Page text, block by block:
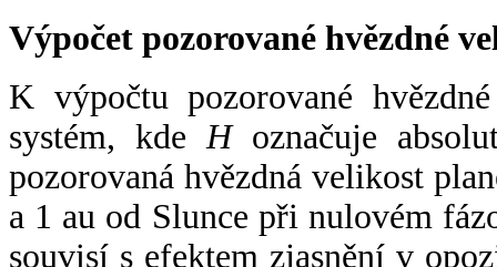
Výpočet pozorované hvězdné
K výpočtu pozorované
systém, kde Hoznačuje
pozorovaná hvězdná velikost
a 1 au od Slunce při nulovém
souvisí s efektem zjasnění v